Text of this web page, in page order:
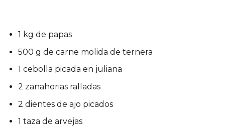
1 kg de papas
500 g de carne molida de ternera
1 cebolla picada en juliana
2 zanahorias ralladas
2 dientes de ajo picados
1 taza de arvejas